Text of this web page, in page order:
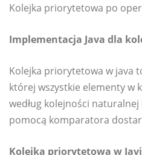
Kolejka priorytetowa po
Implementacja Java dla
Kolejka priorytetowa w java
której wszystkie elementy w
według kolejności
pomocą komparatora
Kolejka priorytetowa w